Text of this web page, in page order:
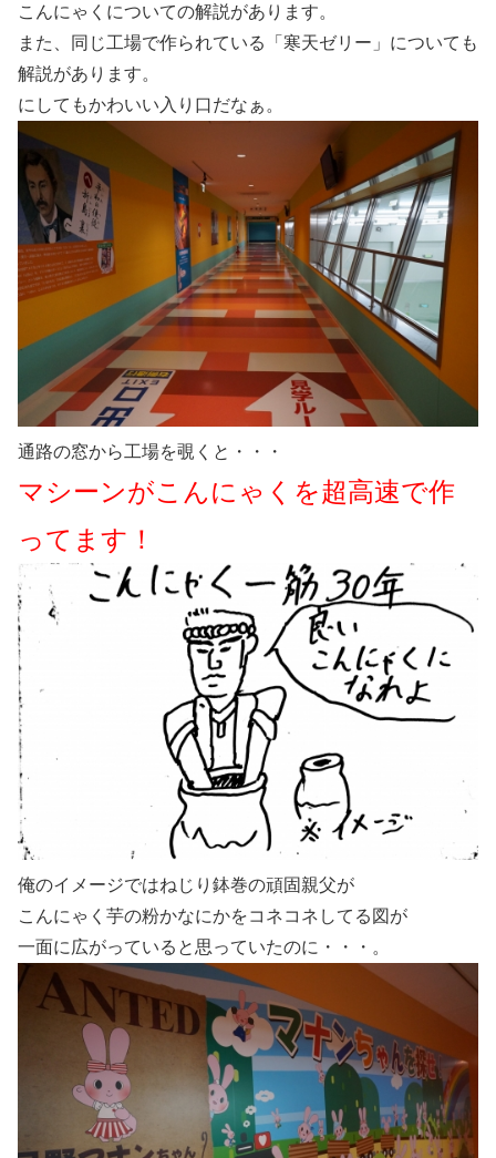
こんにゃくについての解説があります。
また、同じ工場で作られている「寒天ゼリー」についても
解説があります。
にしてもかわいい入り口だなぁ。
通路の窓から工場を覗くと・・・
マシーンがこんにゃくを超高速で作
ってます！
俺のイメージではねじり鉢巻の頑固親父が
こんにゃく芋の粉かなにかをコネコネしてる図が
一面に広がっていると思っていたのに・・・。